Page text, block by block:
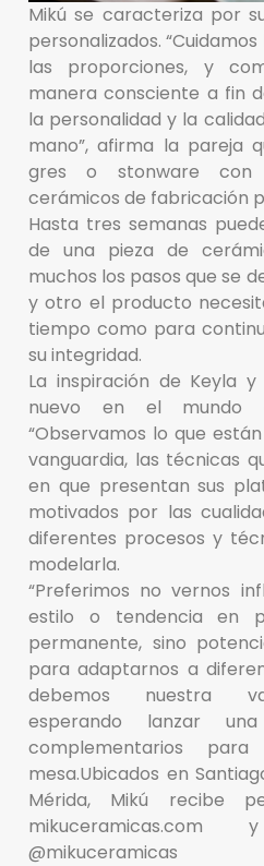
Mikú se caracteriza por
personalizados.
las proporciones, y
manera consciente a fin
la personalidad y la
mano”, afirma la pareja
gres o stonware con
cerámicos de fabricación
Hasta tres semanas
de una pieza de
muchos los pasos que se
y otro el producto
tiempo como para
su integridad.
La inspiración de Keyla
nuevo en el mundo
“Observamos lo que
vanguardia, las técnicas
en que presentan sus
motivados por las
diferentes procesos y
modelarla.
“Preferimos no vernos
estilo o tendencia en
permanente, sino
para adaptarnos a
debemos nuestra
esperando lanzar
complementarios
mesa.Ubicados en
Mérida, Mikú recibe
@mikuceramicas